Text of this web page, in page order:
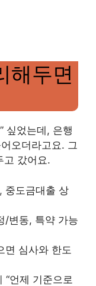
해두면
싶었는데, 은행
오더라고요. 그
고 갔어요.
중도금대출 상
/변동, 특약 가능
면 심사와 한도
언제 기준으로